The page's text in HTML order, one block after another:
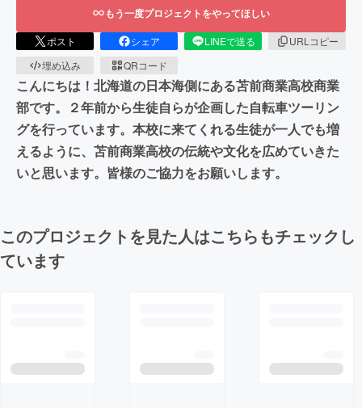
もう一度プロジェクトをやってほしい
ポスト シェア LINEで送る
URLコピー
埋め込み
QRコード
こんにちは！北海道の日本海側にある苫前商業高校商業
部です。２年前から生徒自らが企画した自転車ツーリン
グを行っています。本校に来てくれる生徒が一人でも増
えるように、苫前商業高校の伝統や文化を広めていきた
いと思います。皆様のご協力をお願いします。
このプロジェクトを見た人はこちらもチェックし
ています